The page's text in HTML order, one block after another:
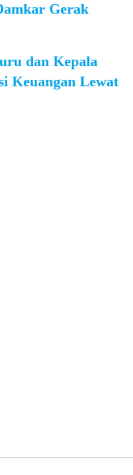
Gerak
dan Kepala
Keuangan Lewat